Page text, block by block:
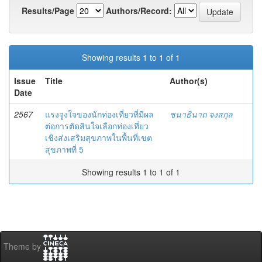
Results/Page
Authors/Record:
Showing results 1 to 1 of 1
Issue
Date
Title Author(s)
2567
แรงจูงใจของนักท่องเที่ยวที่มีผล
ต่อการตัดสินใจเลือกท่องเที่ยว
เชิงส่งเสริมสุขภาพในพื้นที่เขต
สุขภาพที่ 5
ชนาธินาถ จงสกุล
Showing results 1 to 1 of 1
Theme by